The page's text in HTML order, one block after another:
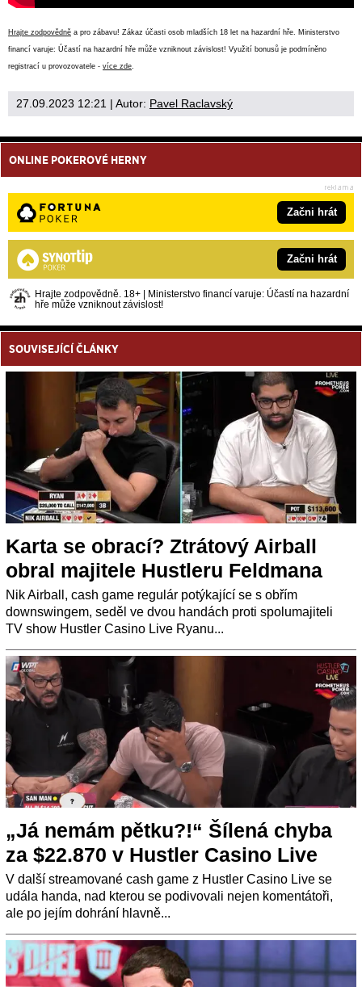
Hrajte zodpovědně a pro zábavu! Zákaz účasti osob mladších 18 let na hazardní hře. Ministerstvo
financí varuje: Účastí na hazardní hře může vzniknout závislost! Využití bonusů je podmíněno
registrací u provozovatele - více zde
27.09.2023 12:21 | Autor: Pavel Raclavský
ONLINE POKEROVÉ HERNY
Začni hrát
Začni hrát
Hrajte zodpovědně. 18+ | Ministerstvo financí varuje: Účastí na hazardní
hře může vzniknout závislost!
SOUVISEJÍCÍ ČLÁNKY
Karta se obrací? Ztrátový Airball
obral majitele Hustleru Feldmana
Nik Airball, cash game regulár potýkající se s obřím
downswingem, seděl ve dvou handách proti spolumajiteli
TV show Hustler Casino Live Ryanu...
„Já nemám pětku?!“ Šílená chyba
za $22.870 v Hustler Casino Live
V další streamované cash game z Hustler Casino Live se
udála handa, nad kterou se podivovali nejen komentátoři,
ale po jejím dohrání hlavně...